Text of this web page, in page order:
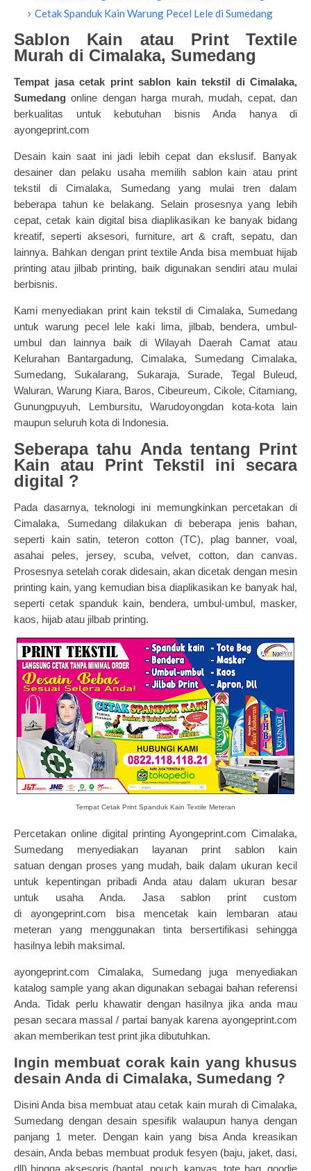
Cetak Spanduk Kain Warung Pecel Lele di Sumedang
Sablon Kain atau Print Textile
Murah di Cimalaka, Sumedang
Tempat jasa cetak print sablon kain tekstil di Cimalaka,
Sumedang online dengan harga murah, mudah, cepat, dan
berkualitas untuk kebutuhan bisnis Anda hanya di
ayongeprint.com
Desain kain saat ini jadi lebih cepat dan ekslusif. Banyak
desainer dan pelaku usaha memilih sablon kain atau print
tekstil di Cimalaka, Sumedang yang mulai tren dalam
beberapa tahun ke belakang. Selain prosesnya yang lebih
cepat, cetak kain digital bisa diaplikasikan ke banyak bidang
kreatif, seperti aksesori, furniture, art & craft, sepatu, dan
lainnya. Bahkan dengan print textile Anda bisa membuat hijab
printing atau jilbab printing, baik digunakan sendiri atau mulai
berbisnis.
Kami menyediakan print kain tekstil di Cimalaka, Sumedang
untuk warung pecel lele kaki lima, jilbab, bendera, umbul-
umbul dan lainnya baik di Wilayah Daerah Camat atau
Kelurahan Bantargadung, Cimalaka, Sumedang Cimalaka,
Sumedang, Sukalarang, Sukaraja, Surade, Tegal Buleud,
Waluran, Warung Kiara, Baros, Cibeureum, Cikole, Citamiang,
Gunungpuyuh, Lembursitu, Warudoyongdan kota-kota lain
maupun seluruh kota di Indonesia.
Seberapa tahu Anda tentang Print
Kain atau Print Tekstil ini secara
digital ?
Pada dasarnya, teknologi ini memungkinkan percetakan di
Cimalaka, Sumedang dilakukan di beberapa jenis bahan,
seperti kain satin, teteron cotton (TC), plag banner, voal,
asahai peles, jersey, scuba, velvet, cotton, dan canvas.
Prosesnya setelah corak didesain, akan dicetak dengan mesin
printing kain, yang kemudian bisa diaplikasikan ke banyak hal,
seperti cetak spanduk kain, bendera, umbul-umbul, masker,
kaos, hijab atau jilbab printing.
Tempat Cetak Print Spanduk Kain Textile Meteran
Percetakan online digital printing Ayongeprint.com Cimalaka,
Sumedang menyediakan layanan print sablon kain
satuan dengan proses yang mudah, baik dalam ukuran kecil
untuk kepentingan pribadi Anda atau dalam ukuran besar
untuk usaha Anda. Jasa sablon print custom
diayongeprint.com bisa mencetak kain lembaran atau
meteran yang menggunakan tinta bersertifikasi sehingga
hasilnya lebih maksimal.
ayongeprint.com Cimalaka, Sumedang juga menyediakan
katalog sample yang akan digunakan sebagai bahan referensi
Anda. Tidak perlu khawatir dengan hasilnya jika anda mau
pesan secara massal / partai banyak karena ayongeprint.com
akan memberikan test print jika dibutuhkan.
Ingin membuat corak kain yang khusus
desain Anda di Cimalaka, Sumedang ?
Disini Anda bisa membuat atau cetak kain murah di Cimalaka,
Sumedang dengan desain spesifik walaupun hanya dengan
panjang 1 meter. Dengan kain yang bisa Anda kreasikan
desain, Anda bebas membuat produk fesyen (baju, jaket, dasi,
dll) hingga aksesoris (bantal, pouch, kanvas, tote bag, goodie